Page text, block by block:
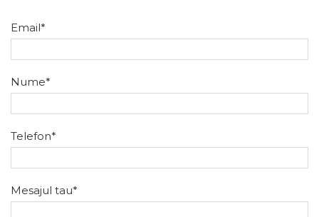
Email*
Nume*
Telefon*
Mesajul tau*